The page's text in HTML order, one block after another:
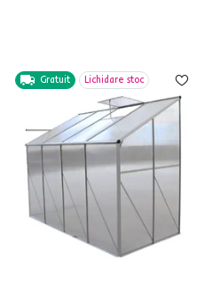
Gratuit Lichidare stoc